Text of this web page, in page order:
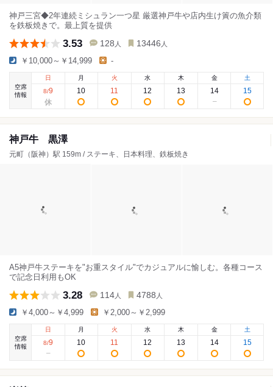
神戸三宮◆2年連続ミシュラン一つ星 厳選神戸牛や店内生け簀の魚介類
を鉄板焼きで。最上質を提供
3.53 128 人 13446 人
￥10,000～￥14,999 -
空席
情報
日
8/9
月
10
火
11
水
12
木
13
金
14
土
15
神戸牛 黒澤
元町（阪神）駅 159m / ステーキ、日本料理、鉄板焼き
A5神戸牛ステーキを"お重スタイル"でカジュアルに愉しむ。各種コース
で記念日利用もOK
3.28 114 人 4788 人
￥4,000～￥4,999 ￥2,000～￥2,999
空席
情報
日
8/9
月
10
火
11
水
12
木
13
金
14
土
15